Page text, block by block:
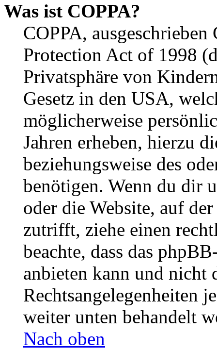
Was ist COPPA?
COPPA,
Protection Act of 1998
Privatsphäre von
Gesetz in den USA,
möglicherweise
Jahren erheben, hierzu
beziehungsweise des
benötigen. Wenn du dir
oder die Website, auf
zutrifft, ziehe einen
beachte, dass das
anbieten kann und nicht
Rechtsangelegenheiten
weiter unten behandelt
Nach oben